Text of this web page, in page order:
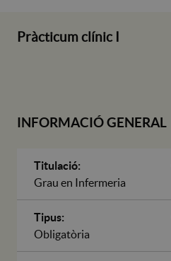
Pràcticum clínic I
INFORMACIÓ GENERAL
Titulació:
Grau en Infermeria
Tipus:
Obligatòria